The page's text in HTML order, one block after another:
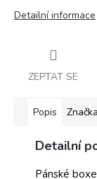
Detailní informace
ZEPTAT SE
Popis Značka
Detailní
Pánské